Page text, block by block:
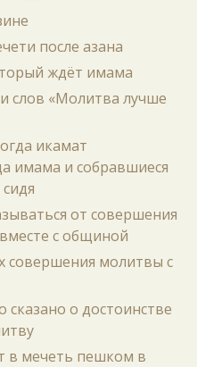
после азана
ждёт имама
слов «Молитва лучше
икамат
имама и собравшиеся
от совершения
с общиной
совершения молитвы с
сказано о достоинстве
в мечеть пешком в